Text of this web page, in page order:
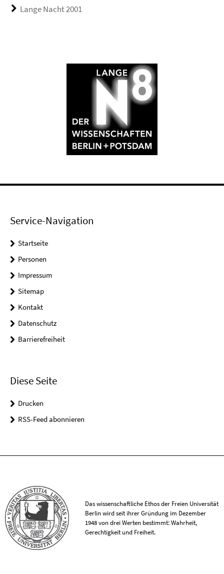
Lange Nacht 2001
Service-Navigation
Startseite
Personen
Impressum
Sitemap
Kontakt
Datenschutz
Barrierefreiheit
Diese Seite
Drucken
RSS-Feed abonnieren
Das wissenschaftliche Ethos der Freien Universität
Berlin wird seit ihrer Gründung im Dezember
1948 von drei Werten bestimmt: Wahrheit,
Gerechtigkeit und Freiheit.